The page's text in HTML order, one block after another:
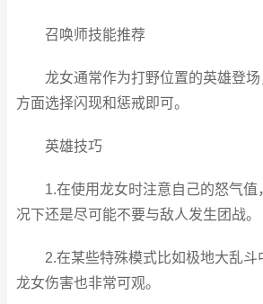
召唤师技能推荐
龙女通常作为打野位置的英雄登
方面选择闪现和惩戒即可。
英雄技巧
1.在使用龙女时注意自己的怒气
况下还是尽可能不要与敌人发生团战。
2.在某些特殊模式比如极地大乱斗
龙女伤害也非常可观。